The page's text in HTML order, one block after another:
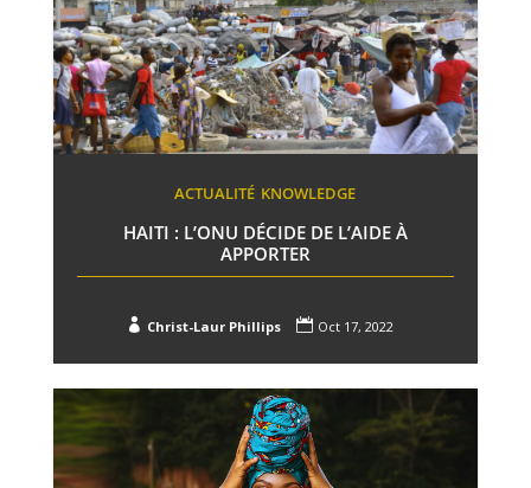
ACTUALITÉ KNOWLEDGE
HAITI : L’ONU DÉCIDE DE L’AIDE À
APPORTER
 Christ-Laur Phillips  Oct 17, 2022